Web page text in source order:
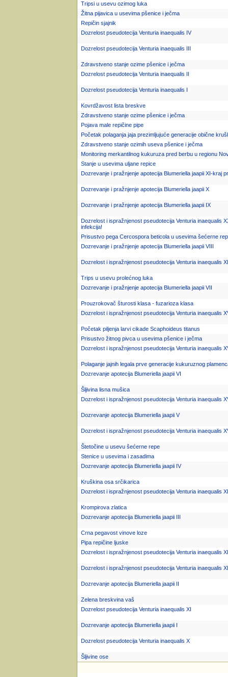
Tripsi u usevu ozimog luka
Žitna pijavica u usevima pšenice i ječma
Repičin sjajnik
Dozrelost pseudotecija Venturia inaequalis IV
Dozrelost pseudotecija Venturia inaequalis III
Zdravstveno stanje ozime pšenice i ječma
Dozrelost pseudotecija Venturia inaequalis II
Dozrelost pseudotecija Venturia inaequalis I
Kovrdžavost lista breskve
Zdravstveno stanje ozime pšenice i ječma
Pojava male repičine pipe
Početak polaganja jaja prezimljujuće generacije obične
Zdravstveno stanje ozimih useva pšenice i ječma
Monitoring merkantilnog kukuruza pred berbu u regionu
Stanje u usevima uljane repice
Dozrevanje i pražnjenje apotecija Blumeriella jaapii XI-kraj
Dozrevanje i pražnjenje apotecija Blumeriella jaapii X
Dozrevanje i pražnjenje apotecija Blumeriella jaapii IX
Dozrelost i ispražnjenost pseudotecija Venturia inaequalis
infekcija!
Prisustvo pega Cercospora beticola u usevima šećerne
Dozrevanje i pražnjenje apotecija Blumeriella jaapii VIII
Dozrelost i ispražnjenost pseudotecija Venturia inaequalis
Trips u usevu prolećnog luka
Dozrevanje i pražnjenje apotecija Blumeriella jaapii VII
Prouzrokovač šturosti klasa - fuzarioza klasa
Dozrelost i ispražnjenost pseudotecija Venturia inaequalis
Početak piljenja larvi cikade Scaphoideus titanus
Prisustvo žitnog pivca u usevima pšenice i ječma
Dozrelost i ispražnjenost pseudotecija Venturia inaequalis
Polaganje jajnih legala prve generacije kukuruznog
Dozrevanje apotecija Blumeriella jaapii VI
Šljivina lisna mušica
Dozrelost i ispražnjenost pseudotecija Venturia inaequalis
Dozrevanje apotecija Blumeriella jaapii V
Dozrelost i ispražnjenost pseudotecija Venturia inaequalis
Štetočine u usevu šećerne repe
Stenice u usevima i zasadima
Dozrevanje apotecija Blumeriella jaapii IV
Kruškina osa srčikarica
Dozrelost i ispražnjenost pseudotecija Venturia inaequalis
Krompirova zlatica
Dozrevanje apotecija Blumeriella jaapii III
Crna pegavost vinove loze
Pipa repičine ljuske
Dozrelost i ispražnjenost pseudotecija Venturia inaequalis
Dozrelost i ispražnjenost pseudotecija Venturia inaequalis
Dozrevanje apotecija Blumeriella jaapii II
Zelena breskvina vaš
Dozrelost pseudotecija Venturia inaequalis XI
Dozrevanje apotecija Blumeriella jaapii I
Dozrelost pseudotecija Venturia inaequalis X
Šljivine ose